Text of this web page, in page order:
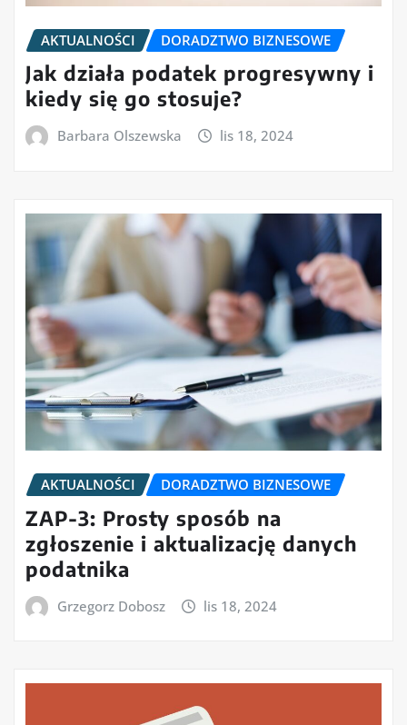
AKTUALNOŚCI DORADZTWO BIZNESOWE
Jak działa podatek progresywny i
kiedy się go stosuje?
Barbara Olszewska lis 18, 2024
AKTUALNOŚCI DORADZTWO BIZNESOWE
ZAP-3: Prosty sposób na
zgłoszenie i aktualizację danych
podatnika
Grzegorz Dobosz lis 18, 2024